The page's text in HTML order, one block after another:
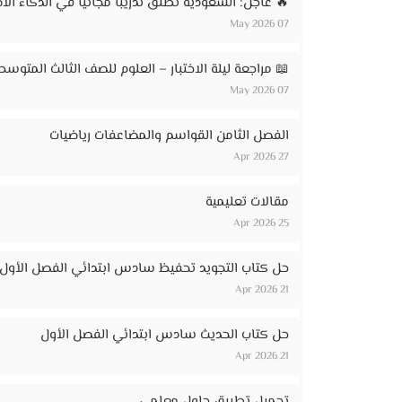
07 May 2026
📖 مراجعة ليلة الاختبار – العلوم للصف الثالث
07 May 2026
الفصل الثامن القواسم والمضاعفات رياضيات
27 Apr 2026
مقالات تعليمية
25 Apr 2026
حل كتاب التجويد تحفيظ سادس ابتدائي الفصل الأول
21 Apr 2026
حل كتاب الحديث سادس ابتدائي الفصل الأول
21 Apr 2026